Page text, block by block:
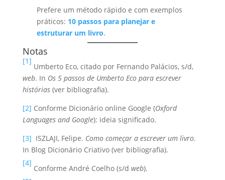
Prefere um método rápido e com exemplos
práticos: 10 passos para planejar e
estruturar um livro.
Notas
[1]
Umberto Eco, citado por Fernando Palácios, s/d,
web. In Os 5 passos de Umberto Eco para escrever
histórias(ver bibliografia).
[2] Conforme Dicionário online Google (Oxford
Languages and Google): ideia significado.
[3] ISZLAJI, Felipe. Como começar a escrever um livro.
In Blog Dicionário Criativo (ver bibliografia).
[4]
Conforme André Coelho (s/d web).